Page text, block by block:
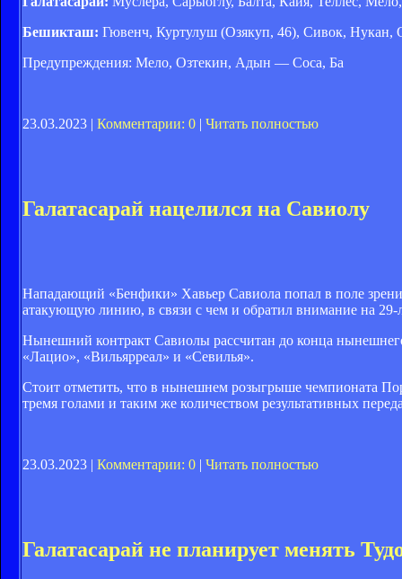
Бешикташ: Гювенч, Куртулуш (Озякуп, 46), Сивок, Нукан,
Предупреждения: Мело, Озтекин, Адын — Соса, Ба
23.03.2023 | Комментарии: 0 Читать полностью
Галатасарай нацелился на Савиолу
Нападающий «Бенфики» Хавьер Савиола попал в поле
атакующую линию, в связи с чем и обратил внимание на 29-
Нынешний контракт Савиолы рассчитан до конца
«Лацио», «Вильярреал» и «Севилья».
Стоит отметить, что в нынешнем розыгрыше чемпионата
тремя голами и таким же количеством результативных
23.03.2023 | Комментарии: 0 | Читать полностью
Галатасарай не планирует менять